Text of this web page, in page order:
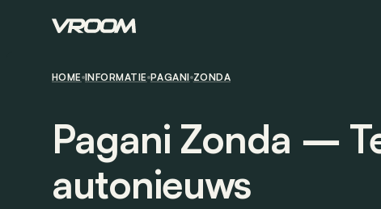
HOME INFORMATIE PAGANI ZONDA
Pagani Zonda ―
autonieuws